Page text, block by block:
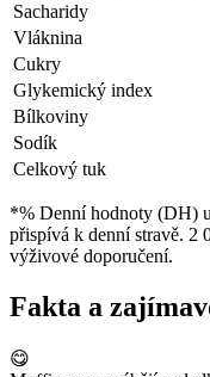
Sacharidy
Vláknina
Cukry
Glykemický index
Bílkoviny
Sodík
Celkový tuk
*% Denní hodnoty (DH)
přispívá k denní stravě. 2
výživové doporučení.
Fakta a
😋